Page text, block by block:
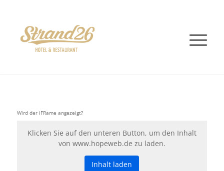
Wird der iFRame angezeigt?
Klicken Sie auf den unteren Button, um den Inhalt
von www.hopeweb.de zu laden.
Inhalt laden